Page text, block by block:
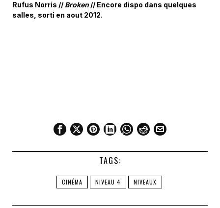
Rufus Norris // Broken// Encore dispo dans quelques
salles, sorti en aout 2012.
TAGS:
CINÉMA NIVEAU 4 NIVEAUX